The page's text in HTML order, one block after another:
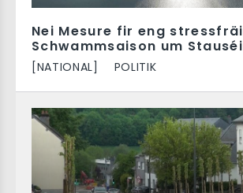
Nei Mesure fir eng stressfräi
Schwammsaison um Stauséi
[NATIONAL] POLITIK